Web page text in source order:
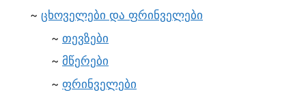
ცხოველები და ფრინველები
თევზები
მწერები
ფრინველები